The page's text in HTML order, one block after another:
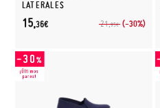
LATERALES
21,95€ (-30%)
15,36€